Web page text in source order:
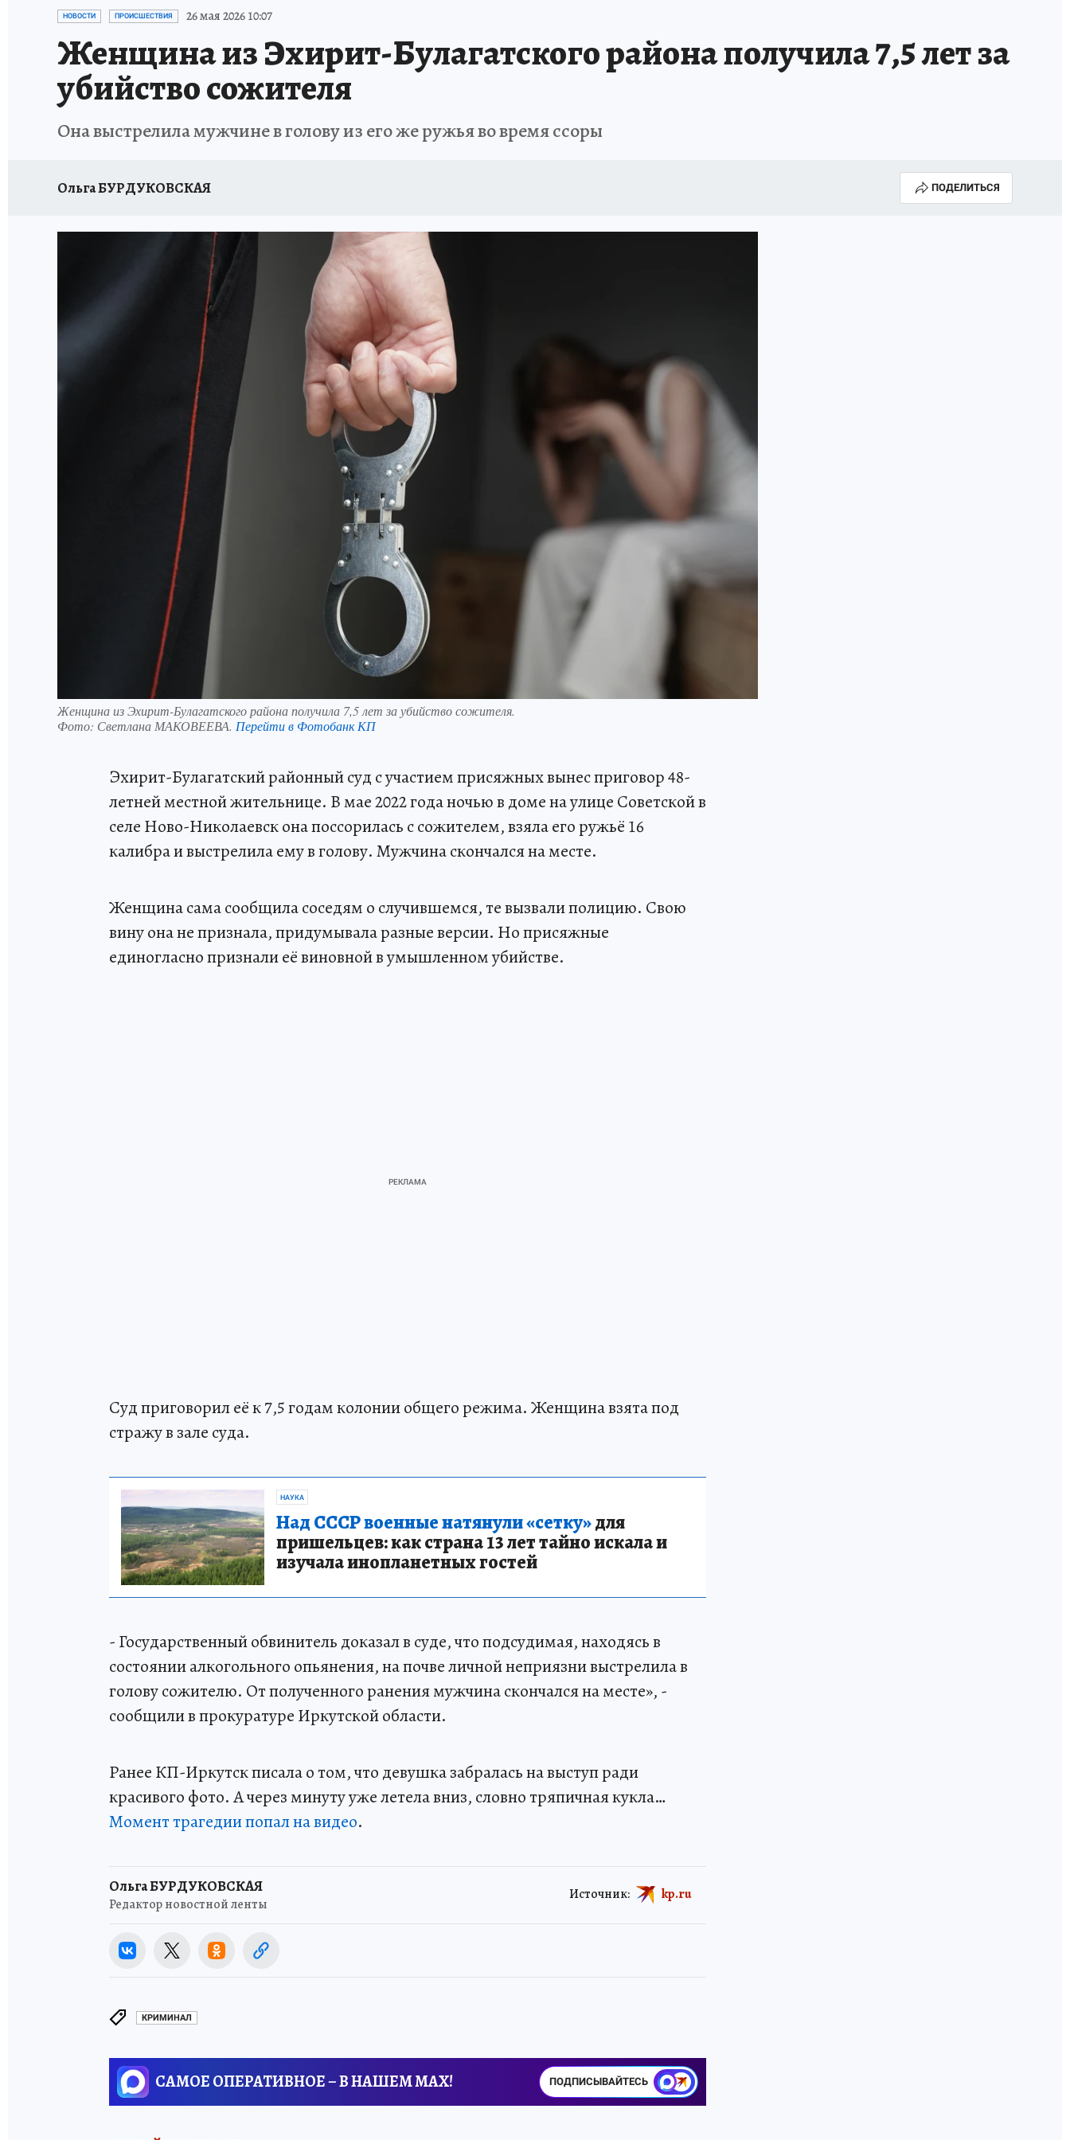
ПРОИСШЕСТВИЯ АФИША
НОВОСТИ ПРОИСШЕСТВИЯ 26 мая 2026 10:07
Женщина из Эхирит-Булагатского района получила 7,5 лет за
убийство сожителя
Она выстрелила мужчине в голову из его же ружья во время ссоры
Ольга БУРДУКОВСКАЯ ПОДЕЛИТЬСЯ
Женщина из Эхирит-Булагатского района получила 7,5 лет за убийство сожителя.
Фото: Светлана МАКОВЕЕВА. Перейти в Фотобанк КП
Эхирит-Булагатский районный суд с участием присяжных вынес приговор 48-
летней местной жительнице. В мае 2022 года ночью в доме на улице Советской в
селе Ново-Николаевск она поссорилась с сожителем, взяла его ружьё 16
калибра и выстрелила ему в голову. Мужчина скончался на месте.
Женщина сама сообщила соседям о случившемся, те вызвали полицию. Свою
вину она не признала, придумывала разные версии. Но присяжные
единогласно признали её виновной в умышленном убийстве.
Суд приговорил её к 7,5 годам колонии общего режима. Женщина взята под
стражу в зале суда.
НАУКА
Над СССР военные натянули «сетку»для
пришельцев: как страна 13 лет тайно искала и
изучала инопланетных гостей
- Государственный обвинитель доказал в суде, что подсудимая, находясь в
состоянии алкогольного опьянения, на почве личной неприязни выстрелила в
голову сожителю. От полученного ранения мужчина скончался на месте», -
сообщили в прокуратуре Иркутской области.
Ранее КП-Иркутск писала о том, что девушка забралась на выступ ради
красивого фото. А через минуту уже летела вниз, словно тряпичная кукла…
Момент трагедии попал на видео.
Ольга БУРДУКОВСКАЯ
Редактор новостной ленты
Источник: kp.ru
КРИМИНАЛ
САМОЕ ОПЕРАТИВНОЕ – В НАШЕМ MAX! ПОДПИСЫВАЙТЕСЬ